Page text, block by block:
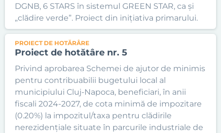
DGNB, 6 STARS în sistemul GREEN STAR, ca și
„clădire verde”. Proiect din inițiativa primarului.
PROIECT DE HOTĂRÂRE
Proiect de hotătâre nr. 5
Privind aprobarea Schemei de ajutor de minimis
pentru contribuabilii bugetului local al
municipiului Cluj-Napoca, beneficiari, în anii
fiscali 2024-2027, de cota minimă de impozitare
(0.20%) la impozitul/taxa pentru clădirile
nerezidențiale situate în parcurile industriale de